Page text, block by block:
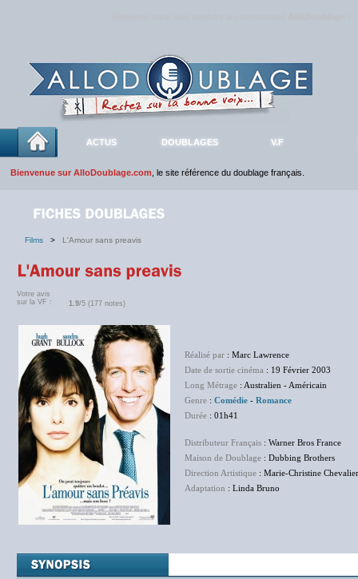
ACTUS DOUBLAGES V.F
Bienvenue sur AlloDoublage.com , le site référence du doublage français.
Films > L'Amour sans preavis
Votre avis
sur la VF :
1.9/5 (177 notes)
Réalisé par : Marc Lawrence
Date de sortie cinéma : 19 Février 2003
Long Métrage : Australien - Américain
Genre : Comédie - Romance
Durée : 01h41
Distributeur Français : Warner Bros France
Maison de Doublage : Dubbing Brothers
Direction Artistique : Marie-Christine Chevalier
Adaptation : Linda Bruno